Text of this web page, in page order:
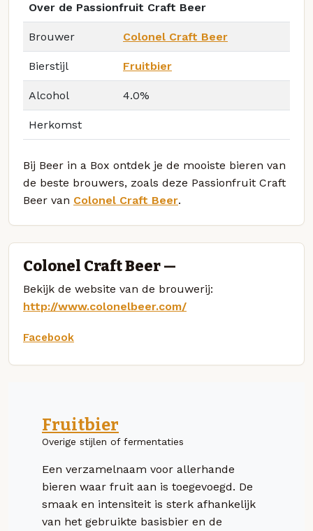
Over de Passionfruit Craft Beer
Brouwer Colonel Craft Beer
Bierstijl Fruitbier
Alcohol 4.0%
Herkomst
Bij Beer in a Box ontdek je de mooiste bieren van
de beste brouwers, zoals deze Passionfruit Craft
Beer van Colonel Craft Beer.
Colonel Craft Beer —
Bekijk de website van de brouwerij:
http://www.colonelbeer.com/
Facebook
Fruitbier
Overige stijlen of fermentaties
Een verzamelnaam voor allerhande
bieren waar fruit aan is toegevoegd. De
smaak en intensiteit is sterk afhankelijk
van het gebruikte basisbier en de